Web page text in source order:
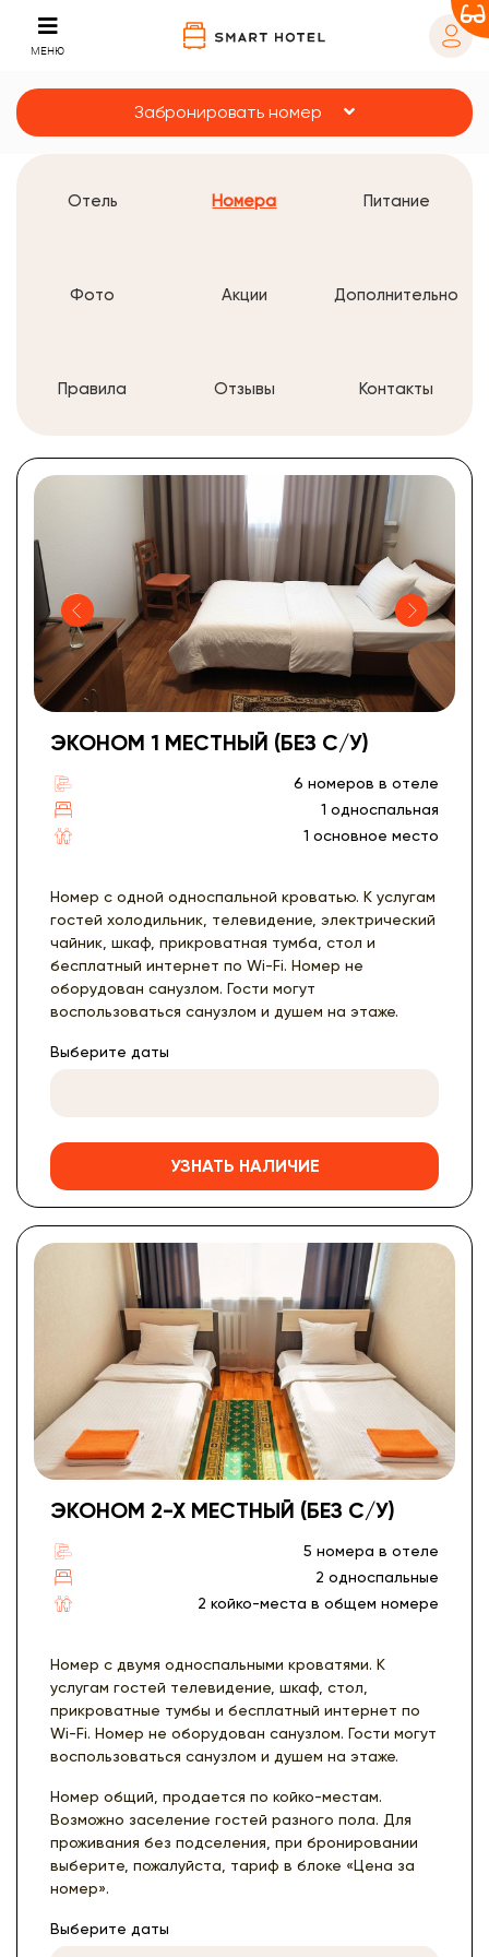
МЕНЮ
Забронировать номер
Отель Номера Питание
Фото Акции Дополнительно
Правила Отзывы Контакты
ЭКОНОМ 1 МЕСТНЫЙ (БЕЗ С/У)
6 номеров в отеле
1 односпальная
1 основное место
Номер с одной односпальной кроватью. К услугам
гостей холодильник, телевидение, электрический
чайник, шкаф, прикроватная тумба, стол и
бесплатный интернет по Wi-Fi. Номер не
оборудован санузлом. Гости могут
воспользоваться санузлом и душем на этаже.
Выберите даты
УЗНАТЬ НАЛИЧИЕ
ЭКОНОМ 2-Х МЕСТНЫЙ (БЕЗ С/У)
5 номера в отеле
2 односпальные
2 койко-места в общем номере
Номер с двумя односпальными кроватями. К
услугам гостей телевидение, шкаф, стол,
прикроватные тумбы и бесплатный интернет по
Wi-Fi. Номер не оборудован санузлом. Гости могут
воспользоваться санузлом и душем на этаже.
Номер общий, продается по койко-местам.
Возможно заселение гостей разного пола. Для
проживания без подселения, при бронировании
выберите, пожалуйста, тариф в блоке «Цена за
номер».
Выберите даты